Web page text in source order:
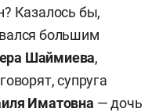
Казалось бы,
большим
Шаймиева,
супруга
Иматовна — дочь